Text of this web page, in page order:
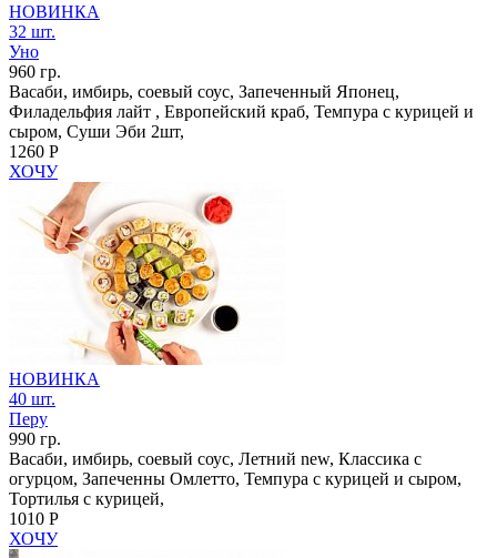
НОВИНКА
32 шт.
Уно
960 гр.
Васаби, имбирь, соевый соус, Запеченный Японец,
Филадельфия лайт , Европейский краб, Темпура с курицей и
сыром, Суши Эби 2шт,
1260 Р
ХОЧУ
НОВИНКА
40 шт.
Перу
990 гр.
Васаби, имбирь, соевый соус, Летний new, Классика с
огурцом, Запеченны Омлетто, Темпура с курицей и сыром,
Тортилья с курицей,
1010 Р
ХОЧУ